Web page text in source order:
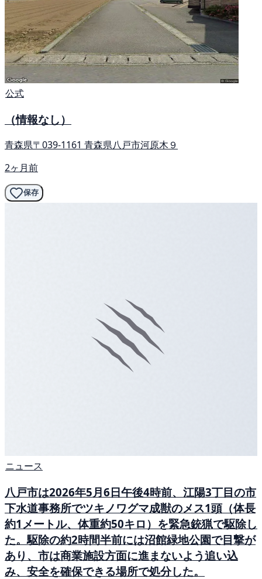
公式
（情報なし）
青森県〒039-1161 青森県八戸市河原木９
2ヶ月前
保存
ニュース
八戸市は2026年5月6日午後4時前、江陽3丁目の市
下水道事務所でツキノワグマ成獣のメス1頭（体長
約1メートル、体重約50キロ）を緊急銃猟で駆除し
た。駆除の約2時間半前には沼館緑地公園で目撃が
あり、市は商業施設方面に進まないよう追い込
み、安全を確保できる場所で処分した。